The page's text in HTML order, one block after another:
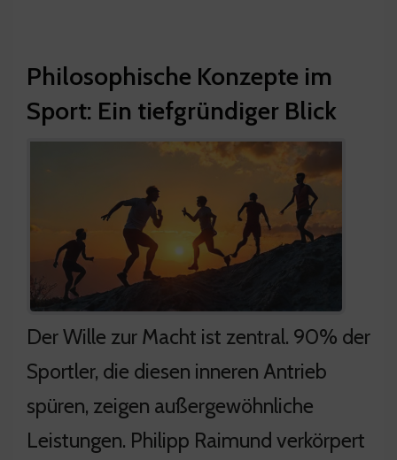
Philosophische Konzepte im
Sport: Ein tiefgründiger Blick
Der Wille zur Macht ist zentral. 90% der
Sportler, die diesen inneren Antrieb
spüren, zeigen außergewöhnliche
Leistungen. Philipp Raimund verkörpert